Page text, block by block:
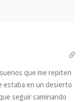
que me repiten
estaba en un desierto
seguir caminando